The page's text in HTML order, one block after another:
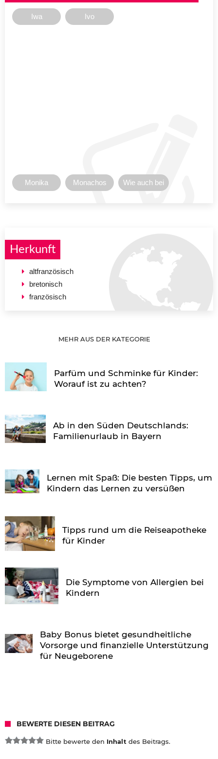
Iwa Ivo
Monika Monachos Wie auch bei
Herkunft
altfranzösisch
bretonisch
französisch
MEHR AUS DER KATEGORIE
Parfüm und Schminke für Kinder:
Worauf ist zu achten?
Ab in den Süden Deutschlands:
Familienurlaub in Bayern
Lernen mit Spaß: Die besten Tipps, um
Kindern das Lernen zu versüßen
Tipps rund um die Reiseapotheke
für Kinder
Die Symptome von Allergien bei
Kindern
Baby Bonus bietet gesundheitliche
Vorsorge und finanzielle Unterstützung
für Neugeborene
BEWERTE DIESEN BEITRAG
Bitte bewerte den Inhalt des Beitrags.